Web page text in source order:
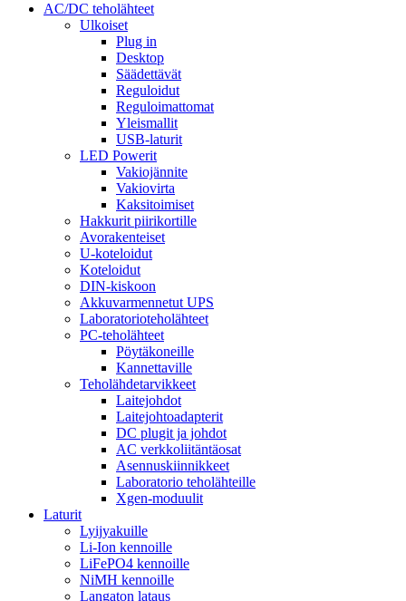
AC/DC teholähteet
Ulkoiset
Plug in
Desktop
Säädettävät
Reguloidut
Reguloimattomat
Yleismallit
USB-laturit
LED Powerit
Vakiojännite
Vakiovirta
Kaksitoimiset
Hakkurit piirikortille
Avorakenteiset
U-koteloidut
Koteloidut
DIN-kiskoon
Akkuvarmennetut UPS
Laboratorioteholähteet
PC-teholähteet
Pöytäkoneille
Kannettaville
Teholähdetarvikkeet
Laitejohdot
Laitejohtoadapterit
DC plugit ja johdot
AC verkkoliitäntäosat
Asennuskiinnikkeet
Laboratorio teholähteille
Xgen-moduulit
Laturit
Lyijyakuille
Li-Ion kennoille
LiFePO4 kennoille
NiMH kennoille
Langaton lataus